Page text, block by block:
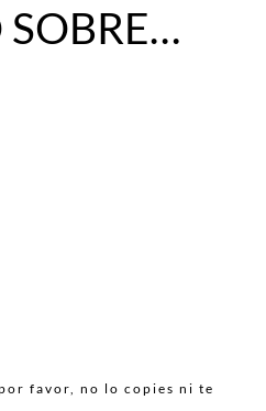
SOBRE…
favor, no lo copies ni te